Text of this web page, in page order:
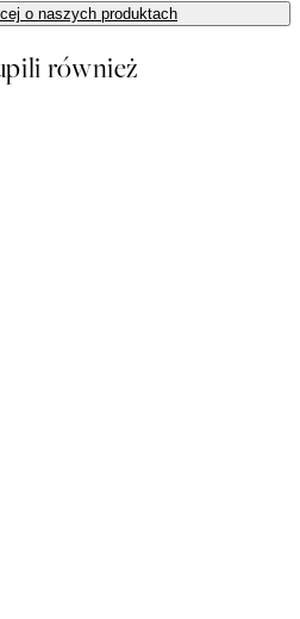
o naszych produktach
również